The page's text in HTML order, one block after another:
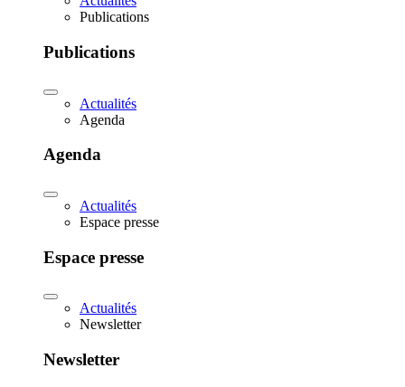
Publications
Publications
Actualités
Agenda
Agenda
Actualités
Espace presse
Espace presse
Actualités
Newsletter
Newsletter